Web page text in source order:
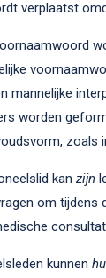
verplaatst
mannelijke
worden
zoals
kan zijn
om tijdens
kunnen